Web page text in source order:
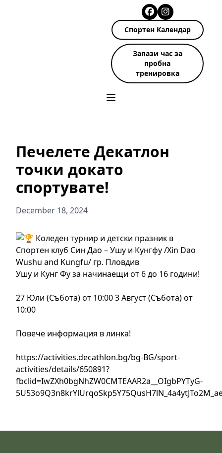
Спортен Календар
Запази час за
пробна
тренировка
Печелете Декатлон
точки докато
спортувате!
December 18, 2024
Ушу и Кунг Фу за начинаещи от 6 до 16 години!
27 Юли (Събота) от 10:00 3 Август (Събота) от
10:00
Повече информация в линка!
https://activities.decathlon.bg/bg-BG/sport-
activities/details/650891?
fbclid=IwZXh0bgNhZW0CMTEAAR2a__OIgbPYTyG-